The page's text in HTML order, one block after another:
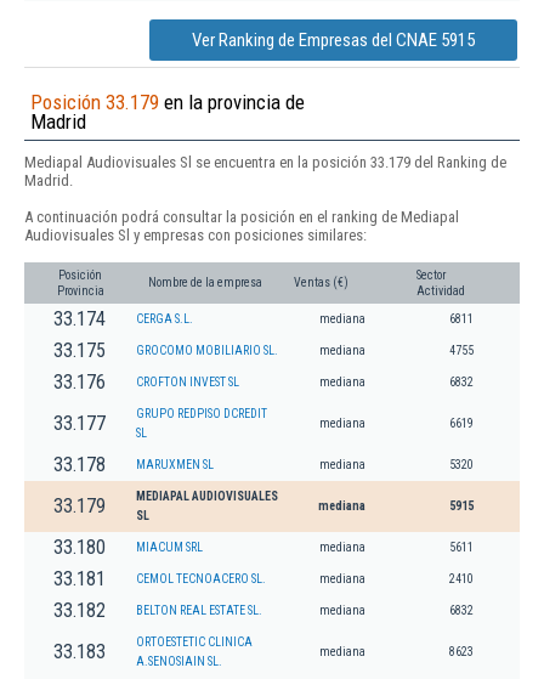
Ver Ranking de Empresas del CNAE 5915
Posición 33.179 en la provincia de
Madrid
Mediapal Audiovisuales Sl se encuentra en la posición 33.179 del Ranking de
Madrid.
A continuación podrá consultar la posición en el ranking de Mediapal
Audiovisuales Sl y empresas con posiciones similares:
Posición
Provincia
Nombre de la empresa Ventas (€)
Sector
Actividad
33.174 CERGA S.L. mediana 6811
33.175 GROCOMO MOBILIARIO SL. mediana 4755
33.176 CROFTON INVEST SL mediana 6832
33.177
GRUPO REDPISO DCREDIT
SL
mediana 6619
33.178 MARUXMEN SL mediana 5320
33.179
MEDIAPAL AUDIOVISUALES
SL
mediana 5915
33.180 MIACUM SRL mediana 5611
33.181 CEMOL TECNOACERO SL. mediana 2410
33.182 BELTON REAL ESTATE SL. mediana 6832
33.183
ORTOESTETIC CLINICA
A.SENOSIAIN SL.
mediana 8623